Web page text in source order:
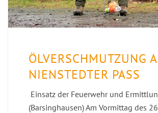
ÖLVERSCHMUTZUNG
NIENSTEDTER PASS
Einsatz der Feuerwehr und
(Barsinghausen) Am Vormittag des